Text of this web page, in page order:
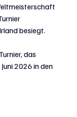
besiegt.
das
2026 in den